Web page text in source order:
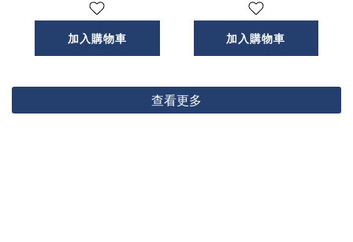
加入購物車
牙喇叭
加入購物車
查看更多